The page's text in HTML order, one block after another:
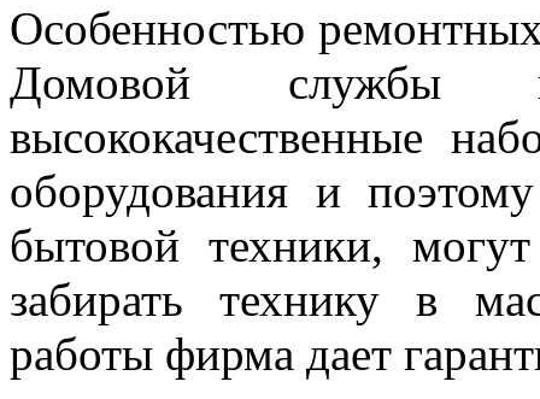
Особенностью ремонтных
Домовой службы
высококачественные
оборудования и
бытовой техники,
забирать технику в
работы фирма дает